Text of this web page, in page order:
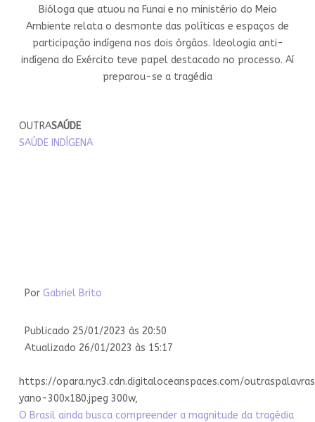
Bióloga que atuou na Funai e no ministério do Meio
Ambiente relata o desmonte das políticas e espaços de
participação indígena nos dois órgãos. Ideologia anti-
indígena do Exército teve papel destacado no processo. Aí
preparou-se a tragédia
OUTRASAÚDE
SAÚDE INDÍGENA
Por Gabriel Brito
Publicado 25/01/2023 às 20:50
Atualizado 26/01/2023 às 15:17
https://opara.nyc3.cdn.digitaloceanspaces.com/
yano-300x180.jpeg 300w,
O Brasil ainda busca compreender a magnitude da tragédia